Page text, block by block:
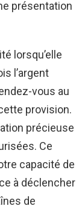
présentation
lorsqu’elle
l’argent
vous au
provision.
précieuse
Ce
capacité de
à déclencher
de